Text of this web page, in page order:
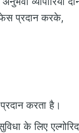
प्रदान करके,
करता है।
के लिए